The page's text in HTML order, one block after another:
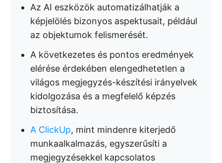
Az AI eszközök automatizálhatják a
képjelölés bizonyos aspektusait, például
az objektumok felismerését.
A következetes és pontos eredmények
elérése érdekében elengedhetetlen a
világos megjegyzés-készítési irányelvek
kidolgozása és a megfelelő képzés
biztosítása.
A ClickUp, mint mindenre kiterjedő
munkaalkalmazás, egyszerűsíti a
megjegyzésekkel kapcsolatos